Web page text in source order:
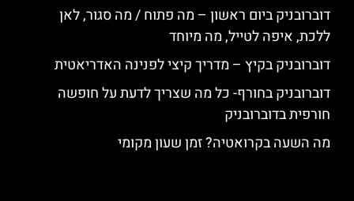
דוברובניק ביום ראשון – מה פתוח / מה סגור, לאן
ללכת, איפה לטייל, מה מיוחד
דוברובניק בקיץ – מדריך קיצי לפנינה האדריאטית
דוברובניק בחורף- כל מה שצריך לדעת על חופשה
חורפית בדוברובניק
מה השעה בקרואטיה? זמן שעון מקומי